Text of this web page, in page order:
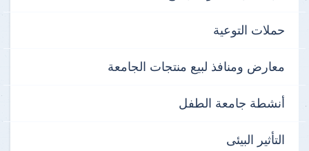
حملات التوعية
معارض ومنافذ لبيع منتجات الجامعة
أنشطة جامعة الطفل
التأثير البيئى